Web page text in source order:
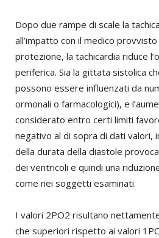
Dopo due rampe di scale la
all’impatto con il medico
protezione, la tachicardia riduce
periferica. Sia la gittata sistolica
possono essere influenzati da
ormonali o farmacologici), e
considerato entro certi limiti
negativo al di sopra di dati valori,
della durata della diastole
dei ventricoli e quindi una
come nei soggetti esaminati.
I valori 2PO2 risultano
che superiori rispetto ai valori